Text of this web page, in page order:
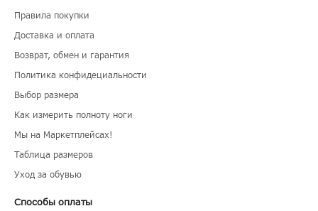
Правила покупки
Доставка и оплата
Возврат, обмен и гарантия
Политика конфидециальности
Выбор размера
Как измерить полноту ноги
Мы на Маркетплейсах!
Таблица размеров
Уход за обувью
Способы оплаты